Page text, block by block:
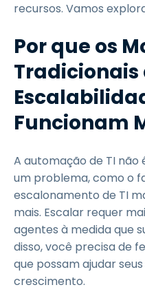
recursos. Vamos
Por que os
Tradicionais
Funcionam
A automação de TI não
um problema, como o
escalonamento de TI
mais. Escalar requer
agentes à medida que
disso, você precisa de
que possam ajudar
crescimento.